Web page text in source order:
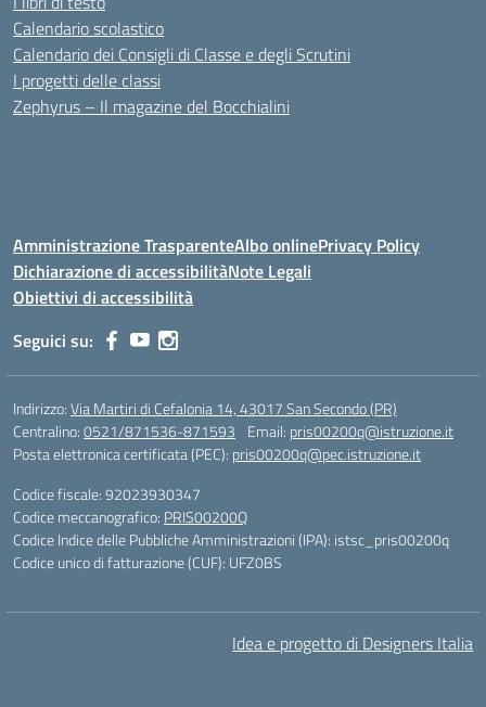
Calendario scolastico
Calendario dei Consigli di Classe e degli Scrutini
I progetti delle classi
Zephyrus – Il magazine del Bocchialini
Amministrazione TrasparenteAlbo onlinePrivacy Policy
Dichiarazione di accessibilitàNote Legali
Obiettivi di accessibilità
Seguici su:
Indirizzo:Via Martiri di Cefalonia 14, 43017 San Secondo (PR)
Centralino:0521/871536-871593 Email: pris00200q@istruzione.it
Posta elettronica certificata (PEC): pris00200q@pec.istruzione.it
Codice fiscale: 92023930347
Codice meccanografico: PRIS00200Q
Codice Indice delle Pubbliche Amministrazioni (IPA): istsc_pris00200q
Codice unico di fatturazione (CUF): UFZ0BS
Idea e progetto di Designers Italia